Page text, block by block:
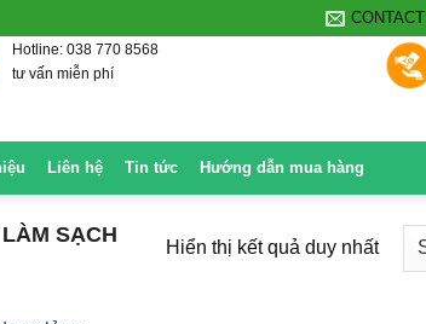
CONTACT
Hotline: 038 770 8568
tư vấn miễn phí
Liên hệ Tin tức Hướng dẫn mua hàng
SẠCH
Hiển thị kết quả duy nhất